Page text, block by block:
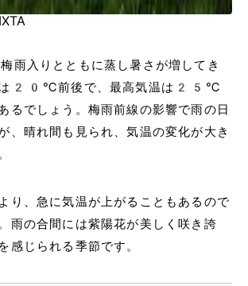
雨入りとともに蒸し暑さが増してき
は20℃前後で、最高気温は25℃
るでしょう。梅雨前線の影響で雨の日
、晴れ間も見られ、気温の変化が大き
り、急に気温が上がることもあるので
雨の合間には紫陽花が美しく咲き誇
感じられる季節です。